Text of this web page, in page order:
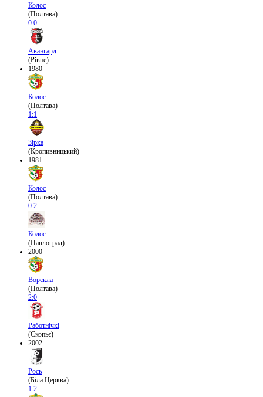
Колос
(Полтава)
0:0
Авангард
(Рівне)
1980
Колос
(Полтава)
1:1
Зірка
(Кропивницький)
1981
Колос
(Полтава)
0:2
Колос
(Павлоград)
2000
Ворскла
(Полтава)
2:0
Работнічкі
(Скопьє)
2002
Рось
(Біла Церква)
1:2